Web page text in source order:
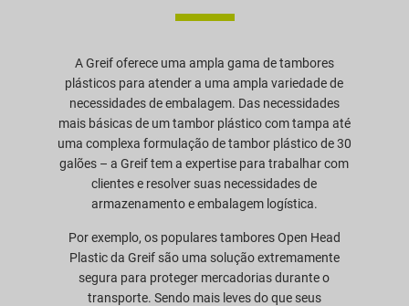
A Greif oferece uma ampla gama de tambores
plásticos para atender a uma ampla variedade de
necessidades de embalagem. Das necessidades
mais básicas de um tambor plástico com tampa até
uma complexa formulação de tambor plástico de 30
galões – a Greif tem a expertise para trabalhar com
clientes e resolver suas necessidades de
armazenamento e embalagem logística.
Por exemplo, os populares tambores Open Head
Plastic da Greif são uma solução extremamente
segura para proteger mercadorias durante o
transporte. Sendo mais leves do que seus